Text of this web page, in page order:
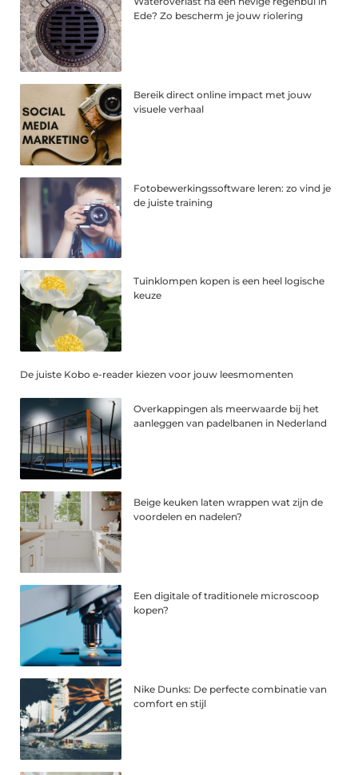
Ede? Zo bescherm je jouw riolering
Bereik direct online impact met jouw
visuele verhaal
Fotobewerkingssoftware leren: zo vind je
de juiste training
Tuinklompen kopen is een heel logische
keuze
De juiste Kobo e-reader kiezen voor jouw leesmomenten
Overkappingen als meerwaarde bij het
aanleggen van padelbanen in Nederland
Beige keuken laten wrappen wat zijn de
voordelen en nadelen?
Een digitale of traditionele microscoop
kopen?
Nike Dunks: De perfecte combinatie van
comfort en stijl